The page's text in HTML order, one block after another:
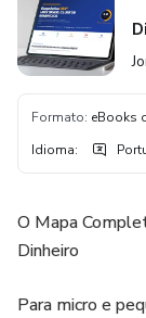
Formato: eBooks
Idioma:
O Mapa
Dinheiro
Para micro e